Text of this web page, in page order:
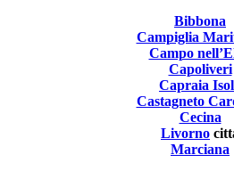
Bibbona
Campiglia
Campo
Capoliveri
Capraia
Castagneto
Cecina
Livorno
Marciana